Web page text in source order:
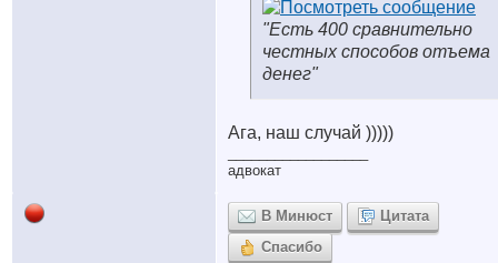
"Есть 400 сравнительно
честных способов отъема
денег"
Ага, наш случай )))))
адвокат
В Минюст
Цитата
Спасибо